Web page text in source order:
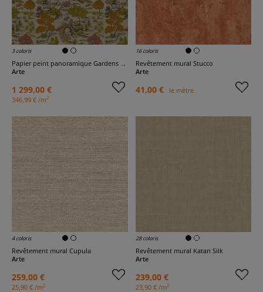
3 coloris
Papier peint panoramique Gardens of Okayama
Arte
1 299,00 €
346,99 € /m2
16 coloris
Revêtement mural Stucco
Arte
41,00 € le mètre
4 coloris
Revêtement mural Cupula
Arte
259,00 €
25,90 € /m2
28 coloris
Revêtement mural Katan Silk
Arte
239,00 €
23,90 € /m2